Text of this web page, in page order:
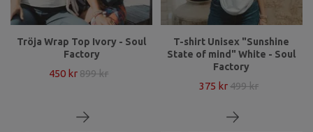
Tröja Wrap Top Ivory - Soul
Factory
450 kr 899 kr
T-shirt Unisex "Sunshine
State of mind" White - Soul
Factory
375 kr499 kr